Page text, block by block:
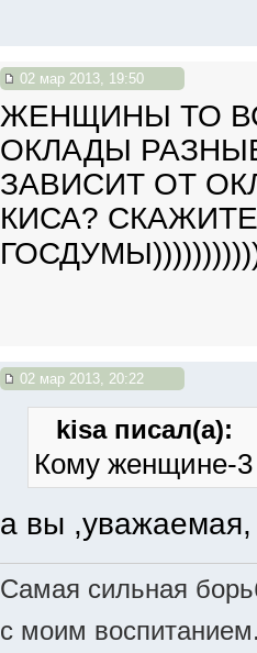
02 мар 2013, 19:50
ЖЕНЩИНЫ ТО
ОКЛАДЫ
ЗАВИСИТ ОТ
КИСА?
02 мар 2013, 20:22
kisa писал(а):
Кому женщине-3
а вы ,уважаемая,
Самая сильная
с моим